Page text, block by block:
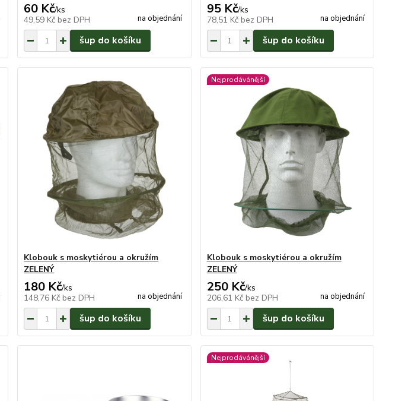
60 Kč/ks
49,59 Kč bez DPH na objednání
šup do košíku
95 Kč/ks
78,51 Kč bez DPH na objednání
šup do košíku
Klobouk s moskytiérou a okružím
ZELENÝ
180 Kč/ks
148,76 Kč bez DPH na objednání
šup do košíku
Nejprodávánější
Klobouk s moskytiérou a okružím
ZELENÝ
250 Kč/ks
206,61 Kč bez DPH na objednání
šup do košíku
Nejprodávánější